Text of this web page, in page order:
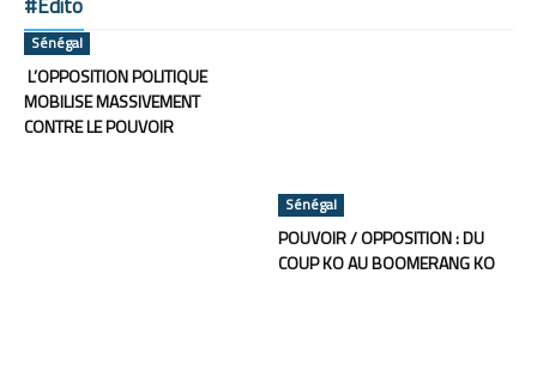
Sénégal
L’OPPOSITION POLITIQUE
MOBILISE MASSIVEMENT
CONTRE LE POUVOIR
Sénégal
POUVOIR / OPPOSITION : DU
COUP KO AU BOOMERANG KO